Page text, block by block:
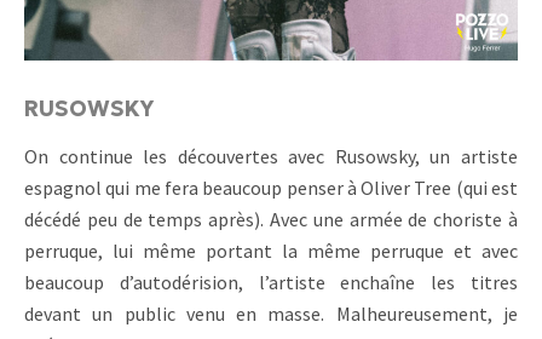
RUSOWSKY
On continue les découvertes avec Rusowsky, un artiste
espagnol qui me fera beaucoup penser à Oliver Tree (qui est
décédé peu de temps après). Avec une armée de choriste à
perruque, lui même portant la même perruque et avec
beaucoup d’autodérision, l’artiste enchaîne les titres
devant un public venu en masse. Malheureusement, je